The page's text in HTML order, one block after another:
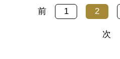
みのあるものにします。個
人・団体、お客様のニーズ
前 1 2
次